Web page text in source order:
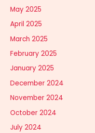
May 2025
April 2025
March 2025
February 2025
January 2025
December 2024
November 2024
October 2024
July 2024